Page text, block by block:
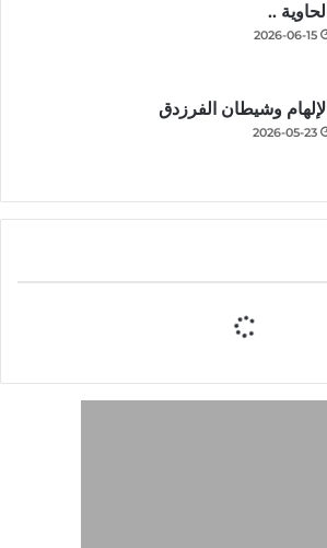
الحاوية ..
2026-06-15
الإلهام وشيطان الفرزدق
2026-05-23